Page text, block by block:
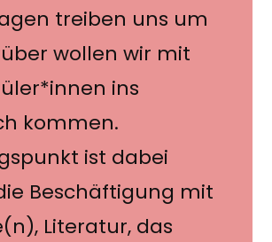
treiben uns um
wollen wir mit
ins
kommen.
ist dabei
Beschäftigung mit
Literatur, das